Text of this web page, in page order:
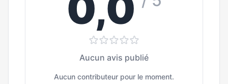
Aucun avis publié
Aucun contributeur pour le moment.